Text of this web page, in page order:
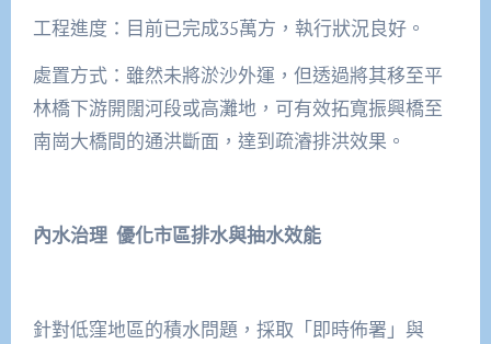
工程進度：目前已完成35萬方，執行狀況良好。
處置方式：雖然未將淤沙外運，但透過將其移至平
林橋下游開闊河段或高灘地，可有效拓寬振興橋至
南崗大橋間的通洪斷面，達到疏濬排洪效果。
內水治理 優化市區排水與抽水效能
針對低窪地區的積水問題，採取「即時佈署」與